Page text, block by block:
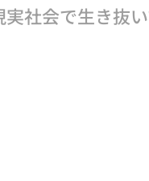
社会で生き抜